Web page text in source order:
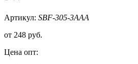
Артикул: SBF-305-3AAA
от 248 руб.
Цена опт: